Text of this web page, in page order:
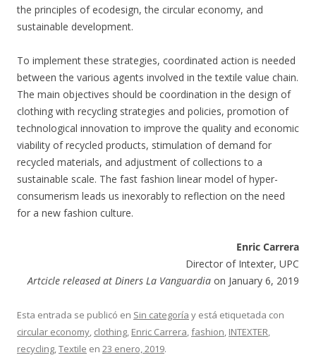
the principles of ecodesign, the circular economy, and
sustainable development.
To implement these strategies, coordinated action is needed
between the various agents involved in the textile value chain.
The main objectives should be coordination in the design of
clothing with recycling strategies and policies, promotion of
technological innovation to improve the quality and economic
viability of recycled products, stimulation of demand for
recycled materials, and adjustment of collections to a
sustainable scale. The fast fashion linear model of hyper-
consumerism leads us inexorably to reflection on the need
for a new fashion culture.
Enric Carrera
Director of Intexter, UPC
Artcicle released at Diners La Vanguardia on January 6, 2019
Esta entrada se publicó en Sin categoría y está etiquetada con
circular economy, clothing, Enric Carrera,fashion, INTEXTER,
recycling,Textile en 23 enero, 2019.